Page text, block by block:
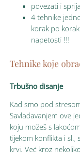
povezati i
4 tehnike
korak po
napetosti !!!
Tehnike koje
Trbušno disanje
Kad smo pod
Savladavanjem ove
koju možeš s
tijekom konflikta i sl.,
krvi. Već kroz